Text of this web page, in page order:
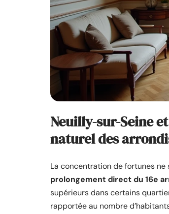
Neuilly-sur-Seine
naturel des
La concentration de fortunes ne
prolongement direct du 16e
supérieurs dans certains
rapportée au nombre